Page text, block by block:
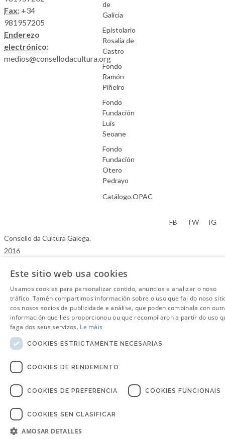
Fax: +34
981957205
Enderezo
electrónico:
medios@consellodacultura.org
de
Galicia
Epistolario
Rosalía de
Castro
Fondo
Ramón
Piñeiro
Fondo
Fundación
Luís
Seoane
Fondo
Fundación
Otero
Pedrayo
Catálogo.OPAC
Consello da Cultura Galega.
2016
FB TW IG
Este sitio web usa cookies
Usamos cookies para personalizar contido, anuncios e analizar o noso
tráfico. Tamén compartimos información sobre o uso que fai do noso
cos nosos socios de publicidade e análise, que poden combinala con
información que lles proporcionou ou que recompilaron a partir do uso
faga dos seus servizos. Le máis
COOKIES ESTRICTAMENTE NECESARIAS
COOKIES DE RENDEMENTO
COOKIES DE PREFERENCIA COOKIES FUNCIONAIS
COOKIES SEN CLASIFICAR
AMOSAR DETALLES